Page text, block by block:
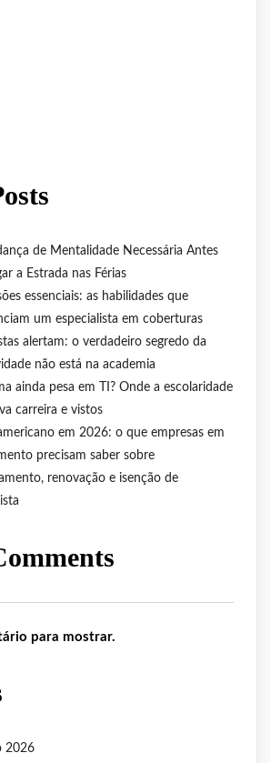
de Mentalidade Necessária Antes
a Estrada nas Férias
essenciais: as habilidades que
um especialista em coberturas
alertam: o verdadeiro segredo da
não está na academia
ainda pesa em TI? Onde a escolaridade
carreira e vistos
em 2026: o que empresas em
precisam saber sobre
renovação e isenção de
para mostrar.
2026